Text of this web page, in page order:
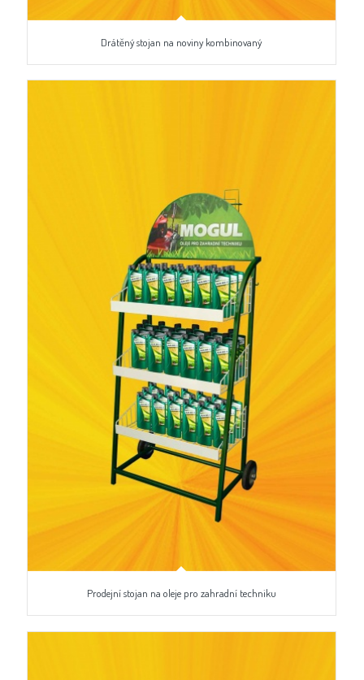
Drátěný stojan na noviny kombinovaný
Prodejní stojan na oleje pro zahradní techniku